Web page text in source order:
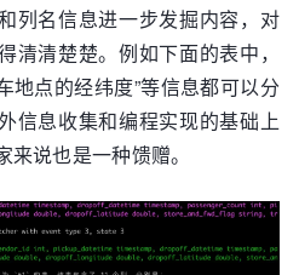
列名信息进一步发掘内容，对
清清楚楚。例如下面的表中，
地点的经纬度”等信息都可以分
信息收集和编程实现的基础上
说也是一种馈赠。